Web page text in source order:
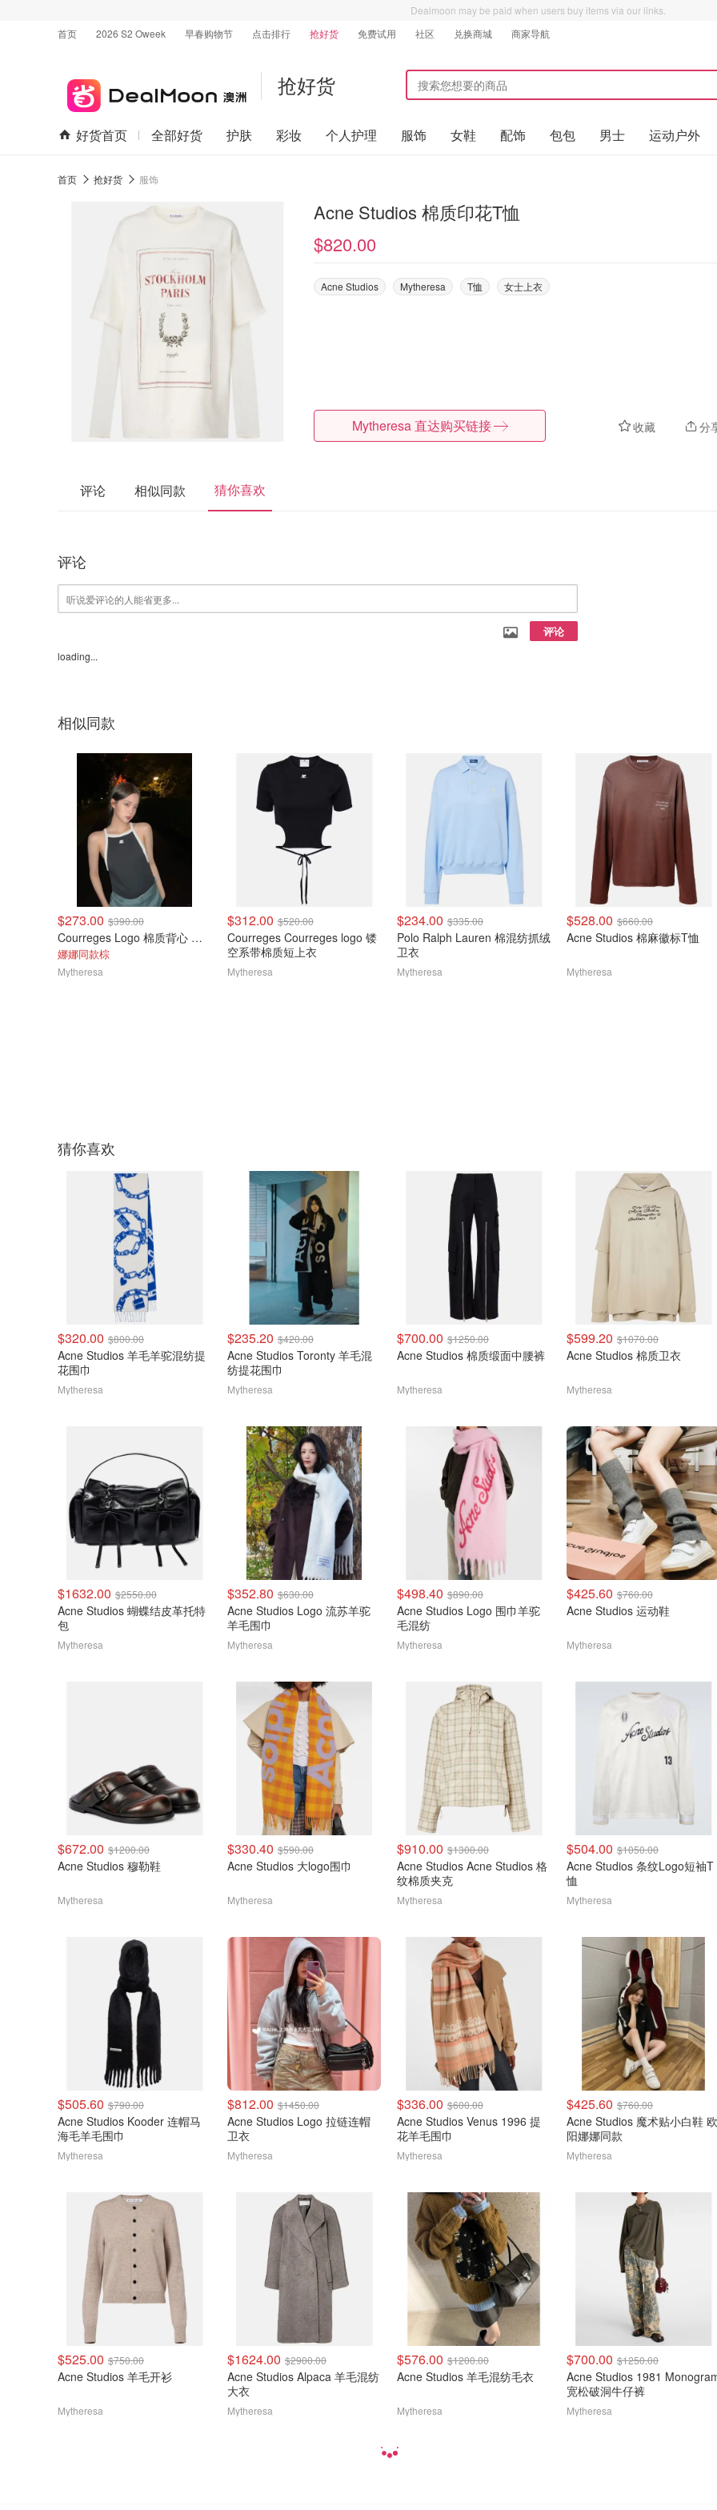
Dealmoon may be paid when users buy items via our links.
首页
2026 S2 Oweek 早春购物节 点击排行 抢好货 免费试用 社区 兑换商城 商家导航
抢好货
好货首页 全部好货 护肤 彩妆 个人护理 服饰 女鞋 配饰 包包 男士 运动户外
首页 抢好货 服饰
Acne Studios 棉质印花T恤
$820.00
Acne Studios Mytheresa T恤 女士上衣
收藏 分
Mytheresa 直达购买链接
评论 相似同款 猜你喜欢
评论
评论
loading...
相似同款
$273.00 $390.00
Courreges Logo 棉质背心 灰色
娜娜同款棕
Mytheresa
$312.00 $520.00
Courreges Courreges logo 镂
空系带棉质短上衣
Mytheresa
$234.00 $335.00
Polo Ralph Lauren 棉混纺抓绒
卫衣
Mytheresa
$528.00 $660.00
Acne Studios 棉麻徽标T恤
Mytheresa
猜你喜欢
$320.00 $800.00
Acne Studios 羊毛羊驼混纺提
花围巾
Mytheresa
$235.20 $420.00
Acne Studios Toronty 羊毛混
纺提花围巾
Mytheresa
$700.00 $1250.00
Acne Studios 棉质缎面中腰裤
Mytheresa
$599.20 $1070.00
Acne Studios 棉质卫衣
Mytheresa
$1632.00 $2550.00
Acne Studios 蝴蝶结皮革托特
包
Mytheresa
$352.80 $630.00
Acne Studios Logo 流苏羊驼
羊毛围巾
Mytheresa
$498.40 $890.00
Acne Studios Logo 围巾羊驼
毛混纺
Mytheresa
$425.60 $760.00
Acne Studios 运动鞋
Mytheresa
$672.00 $1200.00
Acne Studios 穆勒鞋
Mytheresa
$330.40 $590.00
Acne Studios 大logo围巾
Mytheresa
$910.00 $1300.00
Acne Studios Acne Studios 格
纹棉质夹克
Mytheresa
$504.00 $1050.00
Acne Studios 条纹Logo短袖T
恤
Mytheresa
$505.60 $790.00
Acne Studios Kooder 连帽马
海毛羊毛围巾
Mytheresa
$812.00 $1450.00
Acne Studios Logo 拉链连帽
卫衣
Mytheresa
$336.00 $600.00
Acne Studios Venus 1996 提
花羊毛围巾
Mytheresa
$425.60 $760.00
Acne Studios 魔术贴小白鞋 欧
阳娜娜同款
Mytheresa
$525.00 $750.00
Acne Studios 羊毛开衫
Mytheresa
$1624.00 $2900.00
Acne Studios Alpaca 羊毛混纺
大衣
Mytheresa
$576.00 $1200.00
Acne Studios 羊毛混纺毛衣
Mytheresa
$700.00 $1250.00
Acne Studios 1981
宽松破洞牛仔裤
Mytheresa